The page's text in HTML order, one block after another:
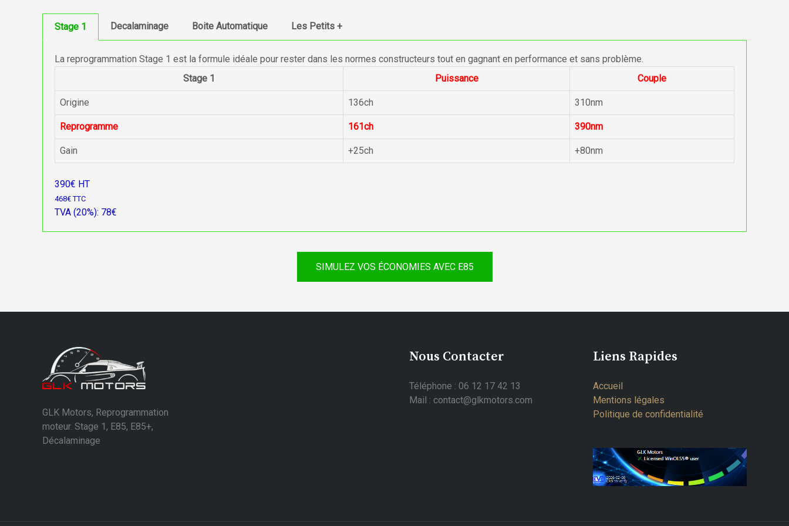
Stage 1 Decalaminage Boite Automatique Les Petits +
La reprogrammation Stage 1 est la formule idéale pour rester dans les normes constructeurs tout en gagnant en performance et sans problème.
Stage 1
Puissance Couple
Origine 136ch 310nm
Reprogramme 161ch 390nm
Gain +25ch +80nm
390€ HT
468€ TTC
TVA (20%): 78€
SIMULEZ VOS ÉCONOMIES AVEC E85
GLK Motors, Reprogrammation
moteur. Stage 1, E85, E85+,
Décalaminage
Nous Contacter
Téléphone : 06 12 17 42 13
Mail : contact@glkmotors.com
Liens Rapides
Accueil
Mentions légales
Politique de confidentialité